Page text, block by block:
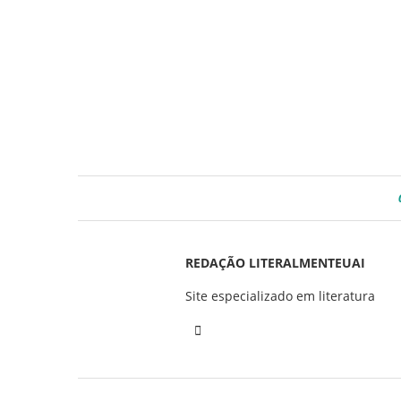
REDAÇÃO LITERALMENTEUAI
Site especializado em literatura